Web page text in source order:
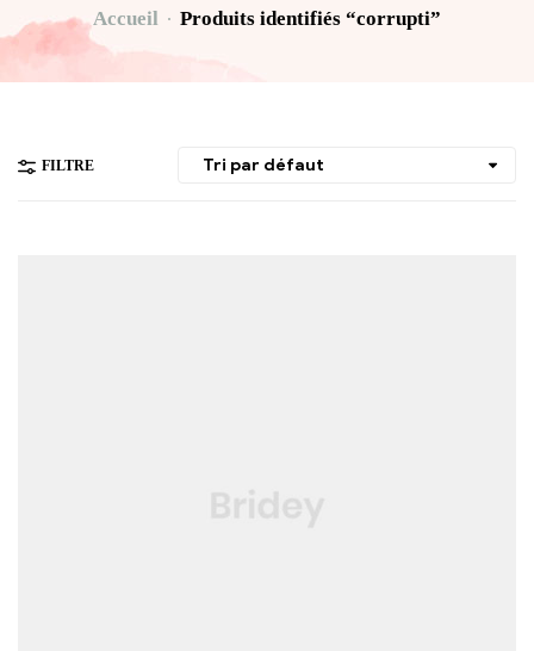
Accueil Produits identifiés “corrupti”
FILTRE